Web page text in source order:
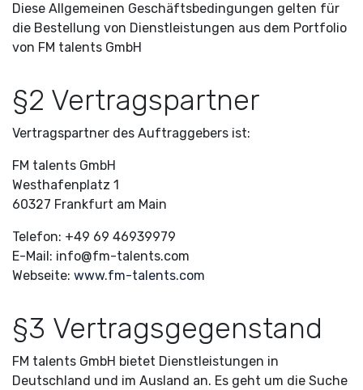
Diese Allgemeinen Geschäftsbedingungen gelten für
die Bestellung von Dienstleistungen aus dem Portfolio
von FM talents GmbH
§2 Vertragspartner
Vertragspartner des Auftraggebers ist:
FM talents GmbH
Westhafenplatz 1
60327 Frankfurt am Main
Telefon: +49 69 46939979
E-Mail: info@fm-talents.com
Webseite: www.fm-talents.com
§3 Vertragsgegenstand
FM talents GmbH bietet Dienstleistungen in
Deutschland und im Ausland an. Es geht um die Suche